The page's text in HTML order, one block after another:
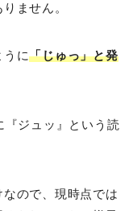
ません。
うに「じゅっ」と発
ジュッ』という読
ので、現時点では